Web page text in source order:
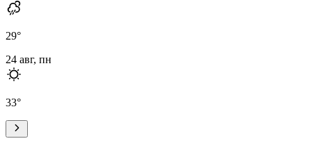
29°
24 авг, пн
33°